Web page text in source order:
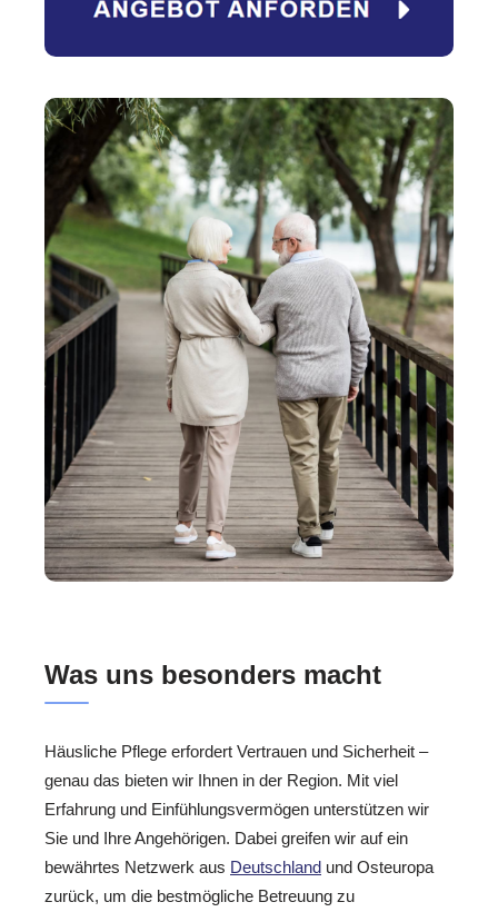
Was uns besonders macht
Häusliche Pflege erfordert Vertrauen und Sicherheit –
genau das bieten wir Ihnen in der Region. Mit viel
Erfahrung und Einfühlungsvermögen unterstützen wir
Sie und Ihre Angehörigen. Dabei greifen wir auf ein
bewährtes Netzwerk aus Deutschland und Osteuropa
zurück, um die bestmögliche Betreuung zu